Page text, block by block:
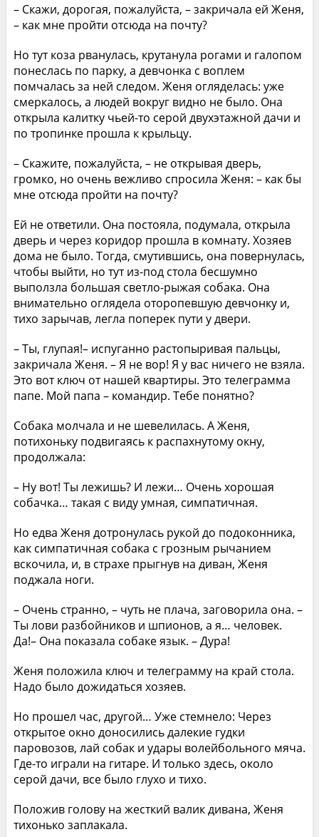
– Скажи, дорогая, пожалуйста, – закричала ей Женя,
– как мне пройти отсюда на почту?
Но тут коза рванулась, крутанула рогами и галопом
понеслась по парку, а девчонка с воплем
помчалась за ней следом. Женя огляделась: уже
смеркалось, а людей вокруг видно не было. Она
открыла калитку чьей-то серой двухэтажной дачи и
по тропинке прошла к крыльцу.
– Скажите, пожалуйста, – не открывая дверь,
громко, но очень вежливо спросила Женя: – как бы
мне отсюда пройти на почту?
Ей не ответили. Она постояла, подумала, открыла
дверь и через коридор прошла в комнату. Хозяев
дома не было. Тогда, смутившись, она повернулась,
чтобы выйти, но тут из-под стола бесшумно
выползла большая светло-рыжая собака. Она
внимательно оглядела оторопевшую девчонку и,
тихо зарычав, легла поперек пути у двери.
– Ты, глупая!– испуганно растопыривая пальцы,
закричала Женя. – Я не вор! Я у вас ничего не взяла.
Это вот ключ от нашей квартиры. Это телеграмма
папе. Мой папа – командир. Тебе понятно?
Собака молчала и не шевелилась. А Женя,
потихоньку подвигаясь к распахнутому окну,
продолжала:
– Ну вот! Ты лежишь? И лежи… Очень хорошая
собачка… такая с виду умная, симпатичная.
Но едва Женя дотронулась рукой до подоконника,
как симпатичная собака с грозным рычанием
вскочила, и, в страхе прыгнув на диван, Женя
поджала ноги.
– Очень странно, – чуть не плача, заговорила она. –
Ты лови разбойников и шпионов, а я… человек.
Да!– Она показала собаке язык. – Дура!
Женя положила ключ и телеграмму на край стола.
Надо было дожидаться хозяев.
Но прошел час, другой… Уже стемнело: Через
открытое окно доносились далекие гудки
паровозов, лай собак и удары волейбольного мяча.
Где-то играли на гитаре. И только здесь, около
серой дачи, все было глухо и тихо.
Положив голову на жесткий валик дивана, Женя
тихонько заплакала.